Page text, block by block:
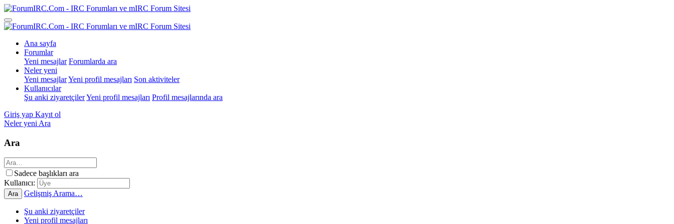
Ana sayfa
Forumlar
Yeni mesajlar Forumlarda ara
Neler yeni
Yeni mesajlarYeni profil mesajları Son aktiviteler
Kullanıcılar
Şu anki ziyaretçilerYeni profil mesajları Profil mesajlarında ara
Giriş yap Kayıt ol
Neler yeni Ara
Ara
Sadece başlıkları ara
Kullanıcı:
Ara Gelişmiş Arama…
Şu anki ziyaretçiler
Yeni profil mesajları